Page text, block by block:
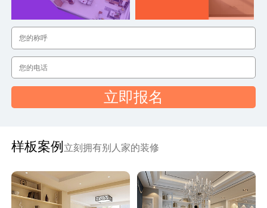
立即报名
样板案例 立刻拥有别人家的装修